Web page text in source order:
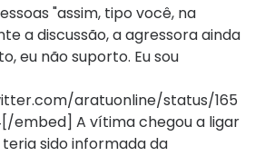
"assim, tipo você, na
a discussão, a agressora ainda
eu não suporto. Eu sou
aratuonline/status/165
embed] A vítima chegou a ligar
sido informada da